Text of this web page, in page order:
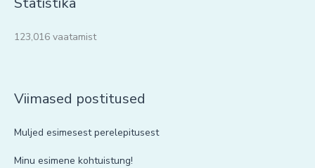
123,016 vaatamist
Viimased postitused
Muljed esimesest perelepitusest
Minu esimene kohtuistung!